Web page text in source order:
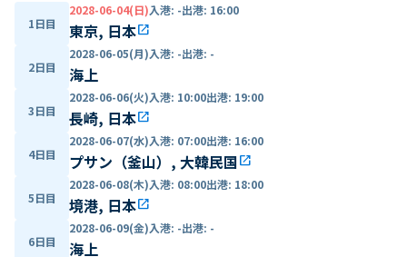
1日目
2028-06-04(日)入港: -出港: 16:00
東京, 日本open_in_new
2日目
2028-06-05(月)入港: -出港: -
海上
3日目
2028-06-06(火)入港: 10:00出港: 19:00
長崎, 日本open_in_new
4日目
2028-06-07(水)入港: 07:00出港: 16:00
プサン（釜山）, 大韓民国open_in_new
5日目
2028-06-08(木)入港: 08:00出港: 18:00
境港, 日本open_in_new
6日目
2028-06-09(金)入港: -出港: -
海上